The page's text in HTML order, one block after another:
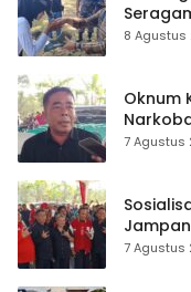
8 Agustus
Oknum
Calon
7 Agustus
7 Agustus